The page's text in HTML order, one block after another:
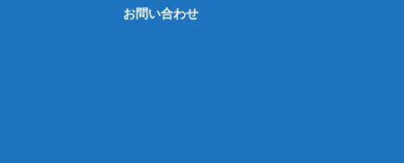
お問い合わせ